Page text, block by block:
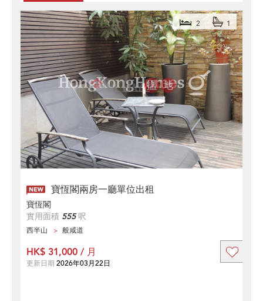
寶恆閣兩房一廳單位出租
2 1
寶恆閣
實用面積 555呎
西半山 般咸道
HK$ 31,000 / 月
更新日期 2026年03月22日